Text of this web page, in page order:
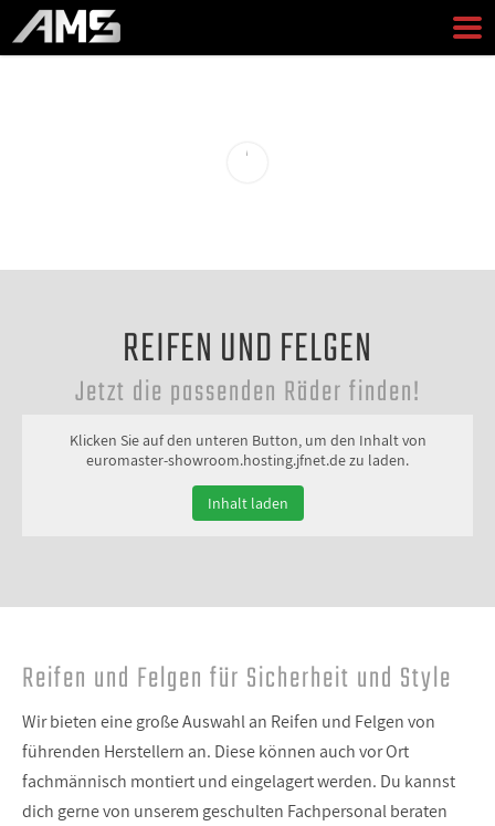
REIFEN UND FELGEN
Jetzt die passenden Räder finden!
Klicken Sie auf den unteren Button, um den Inhalt von
euromaster-showroom.hosting.jfnet.de zu laden.
Inhalt laden
Reifen und Felgen für Sicherheit und Style
Wir bieten eine große Auswahl an Reifen und Felgen von
führenden Herstellern an. Diese können auch vor Ort
fachmännisch montiert und eingelagert werden. Du kannst
dich gerne von unserem geschulten Fachpersonal beraten